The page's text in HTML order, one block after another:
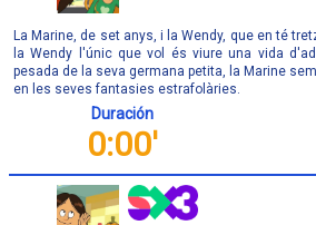
La Marine, de set anys, i la Wendy, que en té
la Wendy l'únic que vol és viure una vida
pesada de la seva germana petita, la Marine
en les seves fantasies estrafolàries.
Duración
0:00'